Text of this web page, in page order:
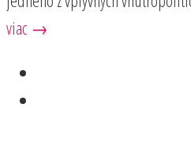
viac →